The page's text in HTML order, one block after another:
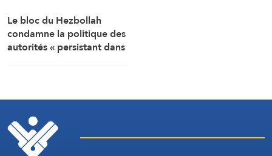
Le bloc du Hezbollah
condamne la politique des
autorités « persistant dans